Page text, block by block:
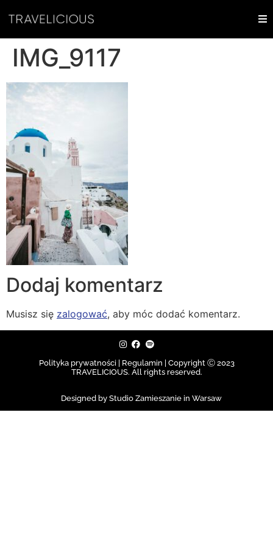
IMG_9117
Dodaj komentarz
Musisz się zalogować, aby móc dodać komentarz.
Polityka prywatności | Regulamin | Copyright Ⓒ 2023
TRAVELICIOUS. All rights reserved.
Designed by Studio Zamieszanie in Warsaw